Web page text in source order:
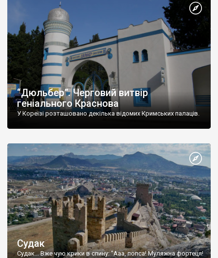
“Дюльбер”. Черговий витвір
геніального Краснова
У Кореїзі розташовано декілька відомих Кримських палаців.
Судак
Судак... Вже чую крики в спину: "Ааа, попса! Муляжна фортеця!